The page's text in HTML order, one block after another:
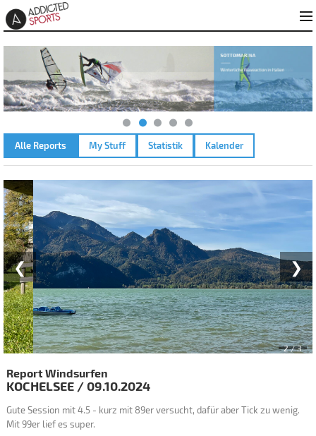
Alle Reports My Stuff Statistik Kalender
KOCHELSEE – 09.10.2024
❯
❮
2/ 3
Report Windsurfen
KOCHELSEE / 09.10.2024
Gute Session mit 4.5 - kurz mit 89er versucht, dafür aber Tick zu wenig.
Mit 99er lief es super.